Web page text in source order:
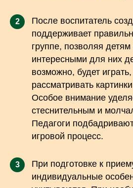
2
После воспитатель
поддерживает
группе, позволяя детям
интересными для них
возможно, будет играть,
рассматривать
Особое внимание
стеснительным и
Педагоги
игровой процесс.
3
При подготовке к
индивидуальные